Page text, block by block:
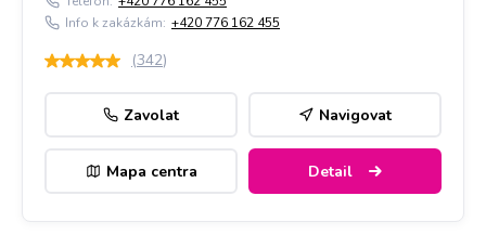
Info k zakázkám: +420 776 162 455
(342)
Zavolat Navigovat
Mapa centra Detail